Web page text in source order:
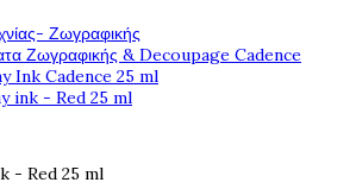
Ζωγραφικής
Ζωγραφικής & Decoupage Cadence
Ink Cadence 25 ml
ink - Red 25 ml